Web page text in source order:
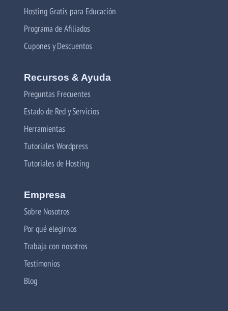
Hosting Gratis para Educación
Programa de Afiliados
Cupones y Descuentos
Recursos & Ayuda
Preguntas Frecuentes
Estado de Red y Servicios
Herramientas
Tutoriales Wordpress
Tutoriales de Hosting
Empresa
Sobre Nosotros
Por qué elegirnos
Trabaja con nosotros
Testimonios
Blog